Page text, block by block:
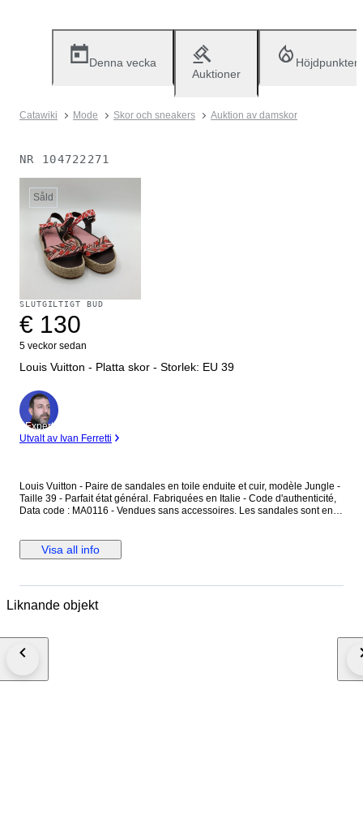
Denna vecka
Auktioner
Höjdpunkter
Catawiki Mode Skor och sneakers Auktion av damskor
NR 104722271
Såld
SLUTGILTIGT BUD
€ 130
5 veckor sedan
Louis Vuitton - Platta skor - Storlek: EU 39
Expert
Utvalt av Ivan Ferretti
Louis Vuitton - Paire de sandales en toile enduite et cuir, modèle Jungle -
Taille 39 - Parfait état général. Fabriquées en Italie - Code d'authenticité,
Data code : MA0116 - Vendues sans accessoires. Les sandales sont en
rose uni - Les sandales se ferment avec une boucle en métal argenté.
Dimensions : Hauteur totale au talon 9,3 cm - Largeur à plat 10 cm -
cm - Hauteur du talon 3,4 cm. Les sandales sont en parfait état général,
Visa all info
Liknande objekt